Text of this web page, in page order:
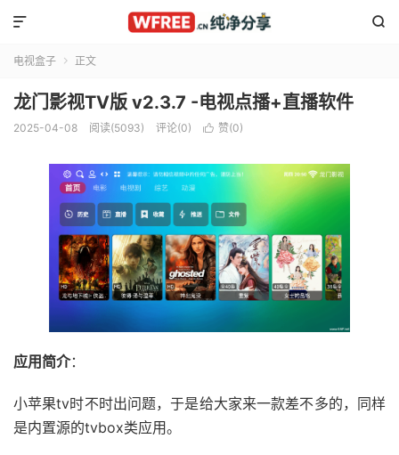


电视盒子  正文
龙门影视TV版 v2.3.7 -电视点播+直播软件
2025-04-08 阅读(5093) 评论(0)  赞(0)
应用简介：
小苹果tv时不时出问题，于是给大家来一款差不多的，同样
是内置源的tvbox类应用。